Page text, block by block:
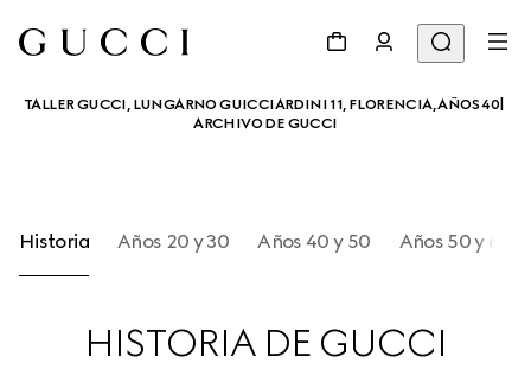
TALLER GUCCI, LUNGARNO GUICCIARDINI 11, FLORENCIA, AÑOS 40|
ARCHIVO DE GUCCI
Historia Años 20 y 30 Años 40 y 50 Años 50 y 60
HISTORIA DE GUCCI